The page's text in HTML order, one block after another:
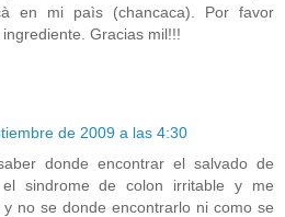
en mi paìs (chancaca). Por favor
Gracias mil!!!
de 2009 a las 4:30
donde encontrar el salvado de
sindrome de colon irritable y me
no se donde encontrarlo ni como se